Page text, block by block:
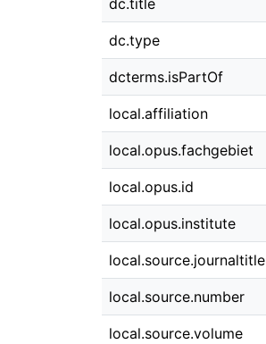
dc.title
dc.type
dcterms.isPartOf
local.affiliation
local.opus.fachgebiet
local.opus.id
local.opus.institute
local.source.journaltitle
local.source.number
local.source.volume